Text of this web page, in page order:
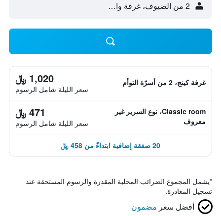
2 من الضيوف، غرفة واحدة
غرفة كينج، 2 من أسرّة التوأم 1,020 ﷼
سعر الليلة شامل الرسوم
Classic room، نوع السرير غير
معروف
471 ﷼
سعر الليلة شامل الرسوم
20 صفقة إضافية ابتداءً من 458 ﷼
*يشمل المجموع الضرائب المحلية المقدرة والرسوم المستحقة عند
تسجيل المغادرة.
أفضل سعر مضمون